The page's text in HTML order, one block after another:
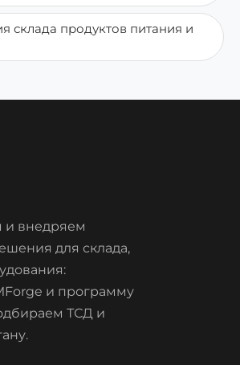
склада продуктов питания и
и внедряем
для склада,
и программу
ТСД и